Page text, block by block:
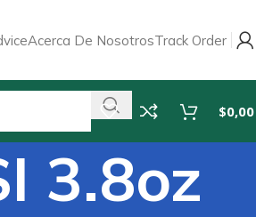
Acerca De NosotrosTrack Order
$0,00
3.8oz